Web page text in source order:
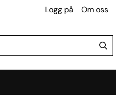
Logg på Om oss